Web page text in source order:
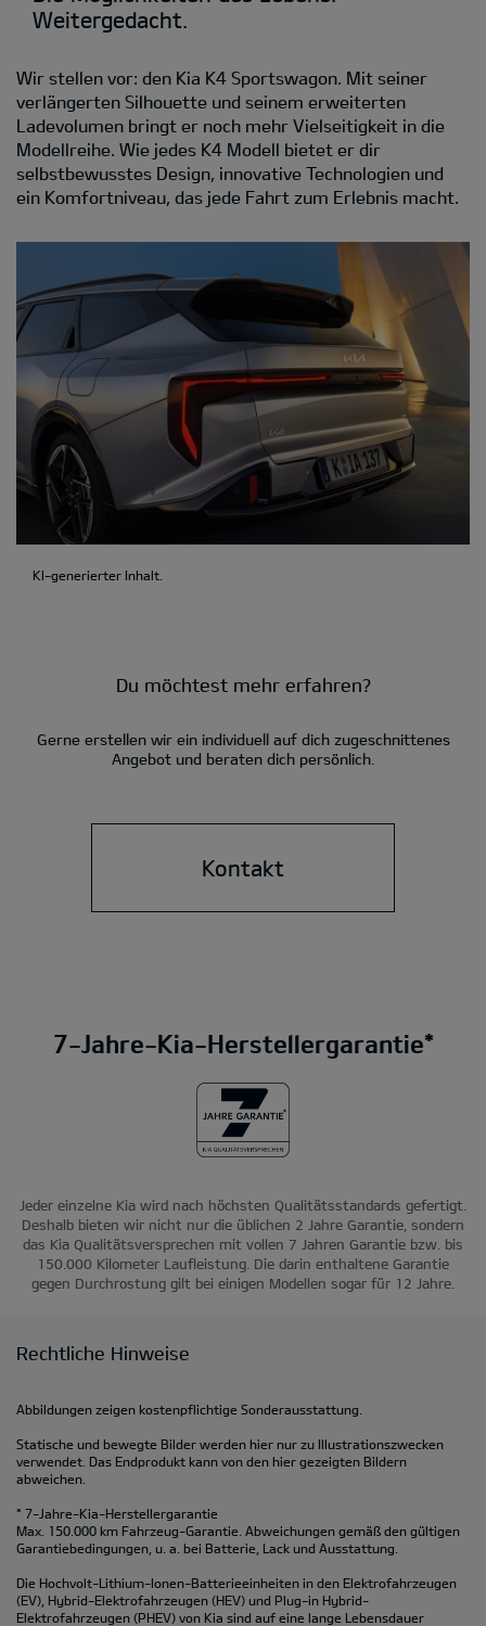
Weitergedacht.
Wir stellen vor: den Kia K4 Sportswagon. Mit seiner
verlängerten Silhouette und seinem erweiterten
Ladevolumen bringt er noch mehr Vielseitigkeit in die
Modellreihe. Wie jedes K4 Modell bietet er dir
selbstbewusstes Design, innovative Technologien und
ein Komfortniveau, das jede Fahrt zum Erlebnis macht.
KI-generierter Inhalt.
Du möchtest mehr erfahren?
Gerne erstellen wir ein individuell auf dich zugeschnittenes
Angebot und beraten dich persönlich.
Kontakt
7-Jahre-Kia-Herstellergarantie*
Jeder einzelne Kia wird nach höchsten Qualitätsstandards gefertigt.
Deshalb bieten wir nicht nur die üblichen 2 Jahre Garantie, sondern
das Kia Qualitätsversprechen mit vollen 7 Jahren Garantie bzw. bis
150.000 Kilometer Laufleistung. Die darin enthaltene Garantie
gegen Durchrostung gilt bei einigen Modellen sogar für 12 Jahre.
Rechtliche Hinweise
Abbildungen zeigen kostenpflichtige Sonderausstattung.
Statische und bewegte Bilder werden hier nur zu Illustrationszwecken
verwendet. Das Endprodukt kann von den hier gezeigten Bildern
abweichen.
* 7-Jahre-Kia-Herstellergarantie
Max. 150.000 km Fahrzeug-Garantie. Abweichungen gemäß den gültigen
Garantiebedingungen, u. a. bei Batterie, Lack und Ausstattung.
Die Hochvolt-Lithium-Ionen-Batterieeinheiten in den Elektrofahrzeugen
(EV), Hybrid-Elektrofahrzeugen (HEV) und Plug-in Hybrid-
Elektrofahrzeugen (PHEV) von Kia sind auf eine lange Lebensdauer